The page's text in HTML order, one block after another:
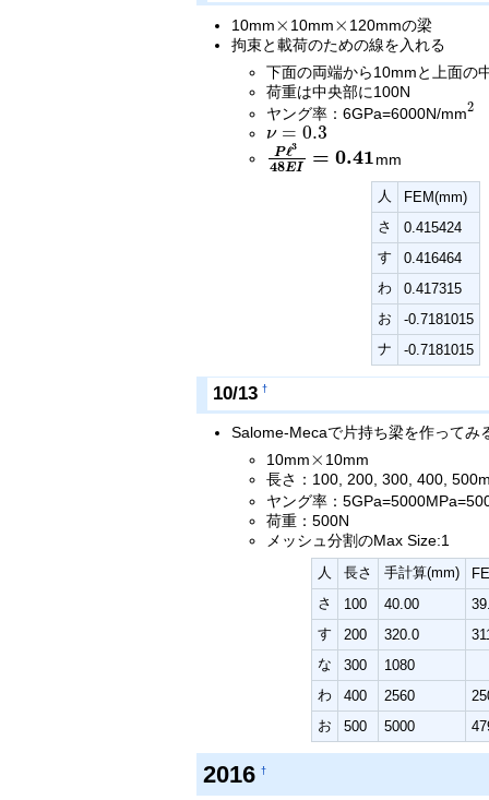
10mm×
× 10mm×
× 120mmの梁
拘束と載荷のための線を入れる
下面の両端から10mmと上面の
荷重は中央部に100N
ヤング率：6GPa=6000N/mm2
2
ν = 0.3
ν= 0.3
Pℓ3
48EI = 0.41
Pℓ348 EI= 0.41 mm
人
FEM(mm)
さ
0.415424
す
0.416464
わ
0.417315
お
-0.7181015
ナ
-0.7181015
10/13 †
Salome-Mecaで片持ち梁を作ってみ
10mm×
× 10mm
長さ：100, 200, 300, 400,
ヤング率：
荷重：500N
メッシュ分割のMax Size:1
人 長さ 手計算(mm)
さ
100 40.00
す
200 320.0
な
300
1080
わ
400 2560
お
500 5000
2016 †